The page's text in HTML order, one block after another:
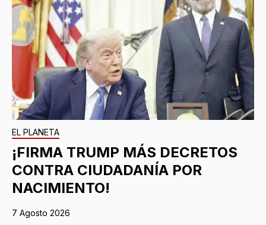
EL PLANETA
¡FIRMA TRUMP MÁS DECRETOS
CONTRA CIUDADANÍA POR
NACIMIENTO!
7 Agosto 2026